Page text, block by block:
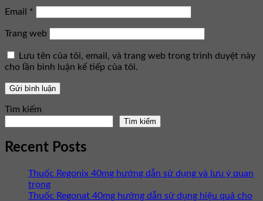
Email *
Trang web
Lưu tên của tôi, email, và trang web trong trình duyệt này
cho lần bình luận kế tiếp của tôi.
Tìm kiếm
Tìm kiếm
Recent Posts
Thuốc Regonix 40mg hướng dẫn sử dụng và lưu ý quan
trọng
Thuốc Regonat 40mg hướng dẫn sử dụng hiệu quả cho